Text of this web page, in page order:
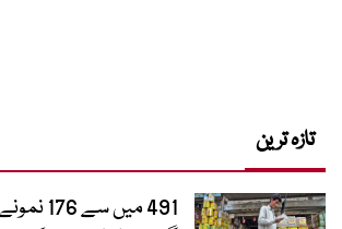
تازہ ترین
491 میں